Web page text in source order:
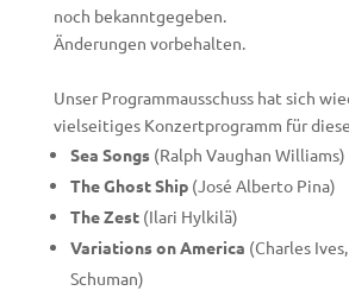
noch bekanntgegeben.
Änderungen vorbehalten.
Unser Programmausschuss hat sich
vielseitiges Konzertprogramm für
Sea Songs(Ralph Vaughan Williams)
The Ghost Ship(José Alberto Pina)
The Zest(Ilari Hylkilä)
Variations on America (Charles
Schuman)